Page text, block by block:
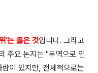
'는 옳은 것입니다. 그리고
주요 논지는 "무역으로 인
이 있지만, 전체적으로는